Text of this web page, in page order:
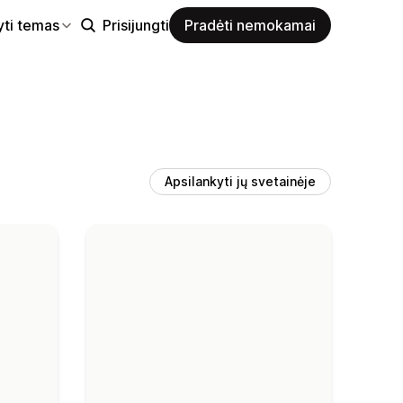
temas Prisijungti Pradėti nemokamai
Apsilankyti jų svetainėje